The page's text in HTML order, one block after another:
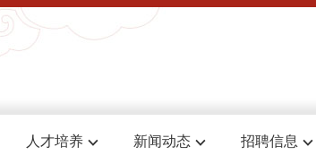
人才培养 新闻动态 招聘信息